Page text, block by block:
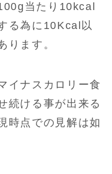
当たり10kcal
る為に10Kcal以
ります。
イナスカロリー食
続ける事が出来る
時点での見解は如